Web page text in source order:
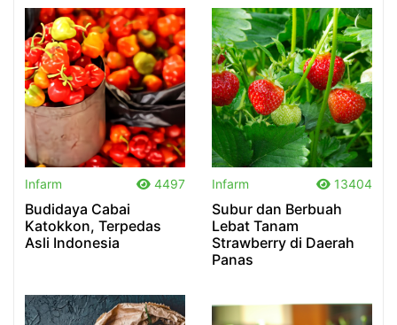
Infarm 4497
Budidaya Cabai
Katokkon, Terpedas
Asli Indonesia
Infarm 13404
Subur dan Berbuah
Lebat Tanam
Strawberry di Daerah
Panas